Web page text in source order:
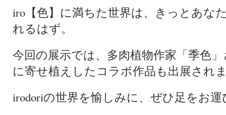
iro【色】に満ちた世界は、きっとあな
れるはず。
今回の展示では、多肉植物作家「季色
に寄せ植えしたコラボ作品も出展され
irodoriの世界を愉しみに、ぜひ足をお